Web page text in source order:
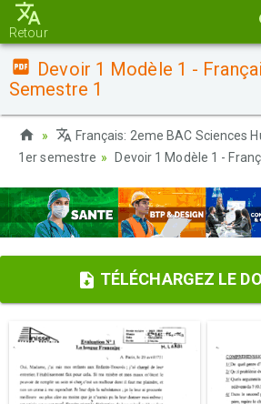
Retour
Devoir 1 Modèle 1 -
Semestre 1
Français: 2eme BAC Sciences
1er semestre
Devoir 1 Modèle 1 -
TÉLÉCHARGEZ LE